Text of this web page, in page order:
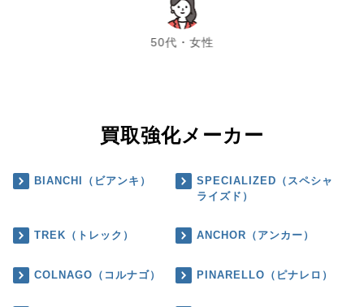
50代・女性
chevron_left chevron_right
買取強化メーカー
BIANCHI（ビアンキ）
SPECIALIZED（スペシャ
ライズド）
TREK（トレック） ANCHOR（アンカー）
COLNAGO（コルナゴ） PINARELLO（ピナレロ）